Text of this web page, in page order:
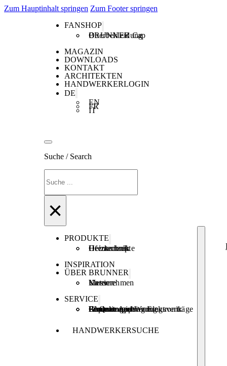
Zum Hauptinhalt springen Zum Footer springen
FANSHOP
Oberbekleidung
BRUNNER Cap
MAGAZIN
DOWNLOADS
KONTAKT
ARCHITEKTEN
HANDWERKERLOGIN
DE
EN
FR
IT
Suche / Search
×
PRODUKTE
Ofentechnik
Heiztechnik
Heizkonzepte
INSPIRATION
ÜBER BRUNNER
Unternehmen
Karriere
Messen
SERVICE
Produktregistrierung
Brunner Apps
FAQ
Förderungen
Garantie und Wartungsverträge
Reparaturauftrag Elektronik
HANDWERKERSUCHE